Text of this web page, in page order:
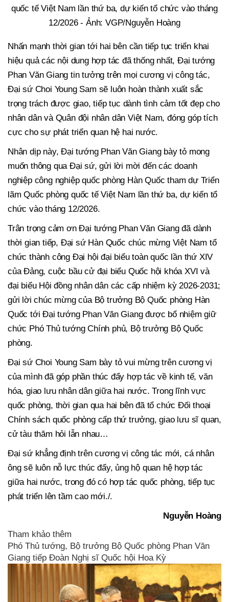
quốc tế Việt Nam lần thứ ba, dự kiến tổ chức vào tháng
12/2026 - Ảnh: VGP/Nguyễn Hoàng
Nhấn mạnh thời gian tới hai bên cần tiếp tục triển khai
hiệu quả các nội dung hợp tác đã thống nhất, Đại tướng
Phan Văn Giang tin tưởng trên mọi cương vị công tác,
Đại sứ Choi Young Sam sẽ luôn hoàn thành xuất sắc
trọng trách được giao, tiếp tục dành tình cảm tốt đẹp cho
nhân dân và Quân đội nhân dân Việt Nam, đóng góp tích
cực cho sự phát triển quan hệ hai nước.
Nhân dịp này, Đại tướng Phan Văn Giang bày tỏ mong
muốn thông qua Đại sứ, gửi lời mời đến các doanh
nghiệp công nghiệp quốc phòng Hàn Quốc tham dự Triển
lãm Quốc phòng quốc tế Việt Nam lần thứ ba, dự kiến tổ
chức vào tháng 12/2026.
Trân trọng cảm ơn Đại tướng Phan Văn Giang đã dành
thời gian tiếp, Đại sứ Hàn Quốc chúc mừng Việt Nam tổ
chức thành công Đại hội đại biểu toàn quốc lần thứ XIV
của Đảng, cuộc bầu cử đại biểu Quốc hội khóa XVI và
đại biểu Hội đồng nhân dân các cấp nhiệm kỳ 2026-2031;
gửi lời chúc mừng của Bộ trưởng Bộ Quốc phòng Hàn
Quốc tới Đại tướng Phan Văn Giang được bổ nhiệm giữ
chức Phó Thủ tướng Chính phủ, Bộ trưởng Bộ Quốc
phòng.
Đại sứ Choi Young Sam bày tỏ vui mừng trên cương vị
của mình đã góp phần thúc đẩy hợp tác về kinh tế, văn
hóa, giao lưu nhân dân giữa hai nước. Trong lĩnh vực
quốc phòng, thời gian qua hai bên đã tổ chức Đối thoại
Chính sách quốc phòng cấp thứ trưởng, giao lưu sĩ quan,
cử tàu thăm hỏi lẫn nhau…
Đại sứ khẳng định trên cương vị công tác mới, cá nhân
ông sẽ luôn nỗ lực thúc đẩy, ủng hộ quan hệ hợp tác
giữa hai nước, trong đó có hợp tác quốc phòng, tiếp tục
phát triển lên tầm cao mới./.
Nguyễn Hoàng
Tham khảo thêm
Phó Thủ tướng, Bộ trưởng Bộ Quốc phòng Phan Văn
Giang tiếp Đoàn Nghị sĩ Quốc hội Hoa Kỳ